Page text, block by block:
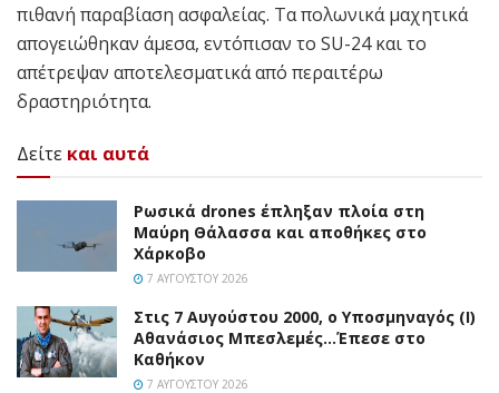
πιθανή παραβίαση ασφαλείας. Τα πολωνικά μαχητικά
απογειώθηκαν άμεσα, εντόπισαν το SU-24 και το
απέτρεψαν αποτελεσματικά από περαιτέρω
δραστηριότητα.
Δείτε και αυτά
Ρωσικά drones έπληξαν πλοία στη
Μαύρη Θάλασσα και αποθήκες στο
Χάρκοβο
7 ΑΥΓΟΎΣΤΟΥ 2026
Στις 7 Αυγούστου 2000, ο Υποσμηναγός (Ι)
Αθανάσιος Μπεσλεμές…Έπεσε στο
Καθήκον
7 ΑΥΓΟΎΣΤΟΥ 2026